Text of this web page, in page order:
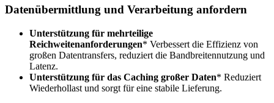
Datenübermittlung und Verarbeitung anfordern
Unterstützung für mehrteilige
Reichweitenanforderungen* Verbessert die Effizienz von
großen Datentransfers, reduziert die Bandbreitennutzung und
Latenz.
Unterstützung für das Caching großer Daten* Reduziert
Wiederhollast und sorgt für eine stabile Lieferung.